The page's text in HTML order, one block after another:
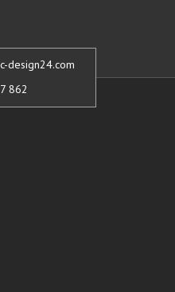
design24.com
862